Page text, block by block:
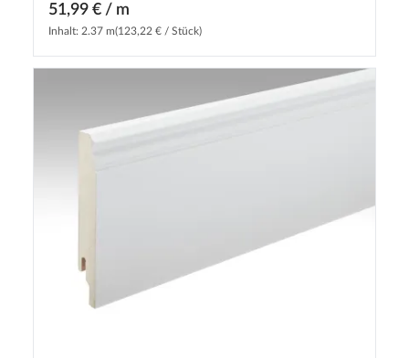
51,99 € / m
Inhalt: 2.37 m(123,22 € / Stück)